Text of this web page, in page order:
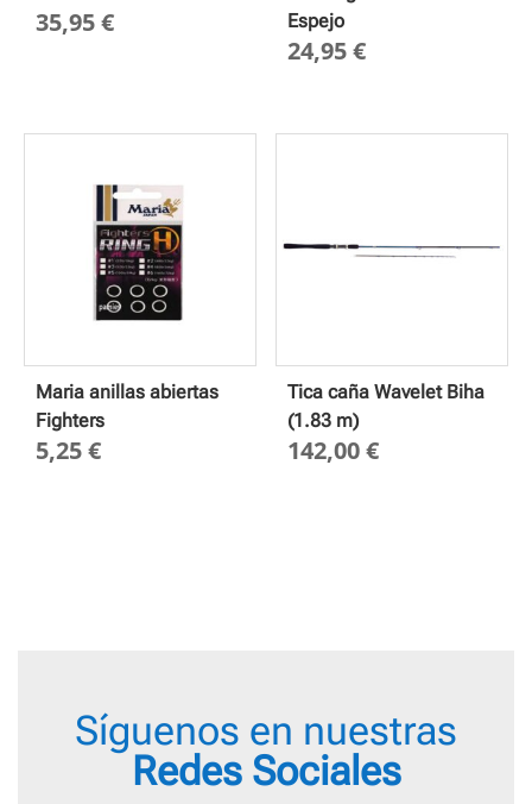
35,95€
Espejo
24,95€
Maria anillas abiertas
Fighters
5,25€
Tica caña Wavelet Biha
(1.83 m)
142,00€
Síguenos en nuestras
Redes Sociales